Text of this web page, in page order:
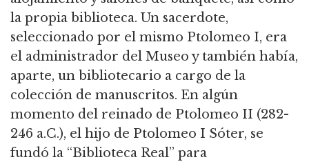
la propia biblioteca. Un sacerdote,
seleccionado por el mismo Ptolomeo I, era
el administrador del Museo y también había,
aparte, un bibliotecario a cargo de la
colección de manuscritos. En algún
momento del reinado de Ptolomeo II (282-
246 a.C.), el hijo de Ptolomeo I Sóter, se
fundó la “Biblioteca Real” para